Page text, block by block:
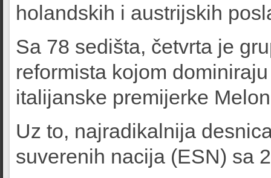
holandskih i austrijskih
Sa 78 sedišta, četvrta je
reformista kojom
italijanske premijerke
Uz to, najradikalnija
suverenih nacija (ESN) sa